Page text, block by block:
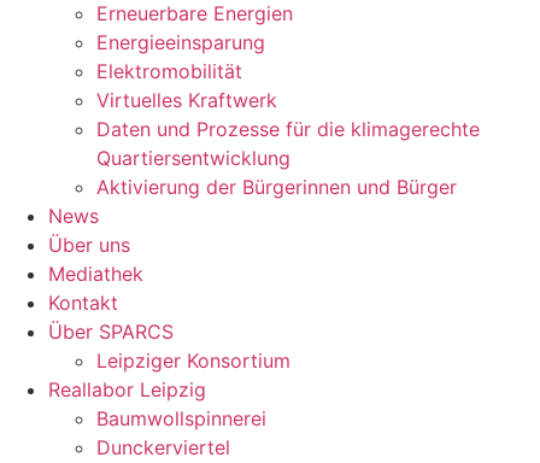
Erneuerbare Energien
Energieeinsparung
Elektromobilität
Virtuelles Kraftwerk
Daten und Prozesse für die klimagerechte
Quartiersentwicklung
Aktivierung der Bürgerinnen und Bürger
News
Über uns
Mediathek
Kontakt
Über SPARCS
Leipziger Konsortium
Reallabor Leipzig
Baumwollspinnerei
Dunckerviertel